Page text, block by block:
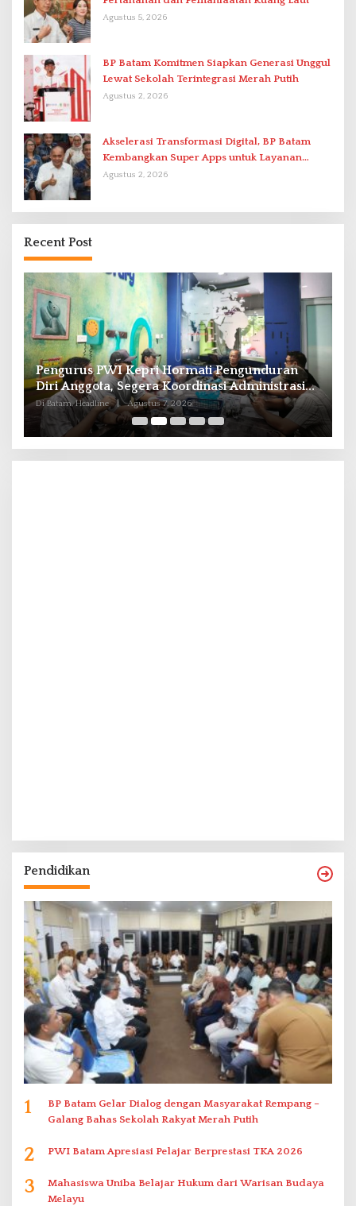
Agustus 5, 2026
BP Batam Komitmen Siapkan Generasi Unggul
Lewat Sekolah Terintegrasi Merah Putih
Agustus 2, 2026
Akselerasi Transformasi Digital, BP Batam
Kembangkan Super Apps untuk Layanan
Terpadu
Agustus 2, 2026
Recent Post
Pengurus PWI Kepri Hormati Pengunduran
Diri Anggota, Segera Koordinasi Administrasi
ke Pusat
Di Batam, Headline | Agustus 7, 2026
Pendidikan
1
BP Batam Gelar Dialog dengan Masyarakat Rempang –
Galang Bahas Sekolah Rakyat Merah Putih
2 PWI Batam Apresiasi Pelajar Berprestasi TKA 2026
3
Mahasiswa Uniba Belajar Hukum dari Warisan Budaya
Melayu